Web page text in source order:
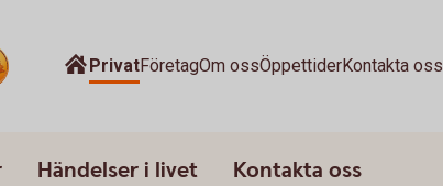
PrivatFöretagOm ossÖppettiderKontakta oss
Händelser i livet Kontakta oss